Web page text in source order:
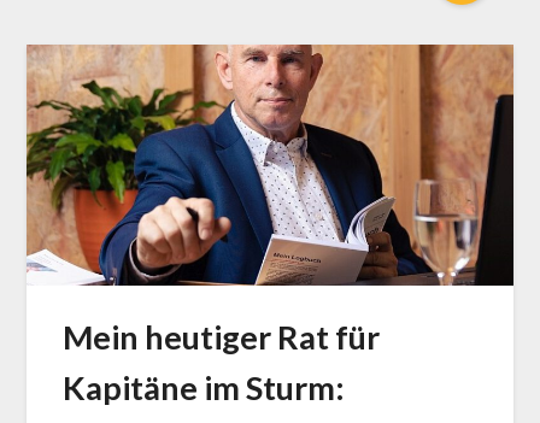
Mein heutiger Rat für
Kapitäne im Sturm: